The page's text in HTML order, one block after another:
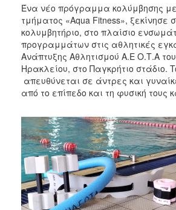
2020
2019
2018
2017
2016
2015
2013
2012
2011
2010
2006
Ένα νέο πρόγραμμα κολύμβησης με
τμήματος «Aqua Fitness», ξεκίνησε
κολυμβητήριο, στο πλαίσιο
προγραμμάτων στις αθλητικές
Aνάπτυξης Αθλητισμού Α.Ε Ο.Τ.Α
Ηρακλείου, στο Παγκρήτιο στάδιο.
απευθύνεται σε άντρες και
από το επίπεδο και τη φυσική τους